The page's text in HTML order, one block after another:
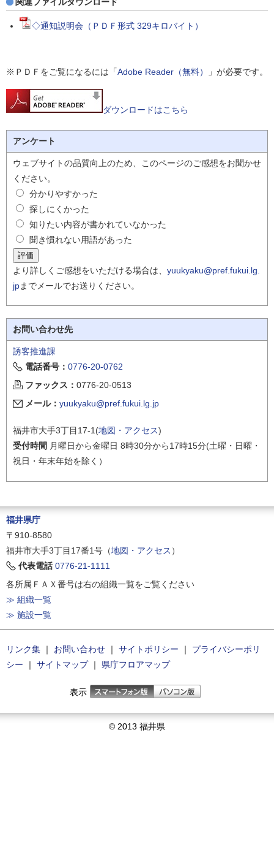
関連ファイルダウンロード
◇通知説明会（ＰＤＦ形式 329キロバイト）
※ＰＤＦをご覧になるには「Adobe Reader（無料） 」が必要です。
ダウンロードはこちら
アンケート
ウェブサイトの品質向上のため、このページのご感想をお聞かせ
ください。
分かりやすかった
探しにくかった
知りたい内容が書かれていなかった
聞き慣れない用語があった
より詳しくご感想をいただける場合は、 yuukyaku@pref.fukui.lg.
jpまでメールでお送りください。
お問い合わせ先
誘客推進課
電話番号： 0776-20-0762
ファックス： 0776-20-0513
メール： yuukyaku@pref.fukui.lg.jp
福井市大手3丁目17-1(地図・アクセス)
受付時間 月曜日から金曜日 8時30分から17時15分(土曜・日曜・
祝日・年末年始を除く）
福井県庁
〒910-8580
福井市大手3丁目17番1号（地図・アクセス ）
代表電話 0776-21-1111
各所属ＦＡＸ番号は右の組織一覧をご覧ください
≫ 組織一覧
≫ 施設一覧
リンク集 ｜ お問い合わせ ｜ サイトポリシー ｜
プライバシーポリ
シー ｜ サイトマップ｜ 県庁フロアマップ
表示
© 2013 福井県